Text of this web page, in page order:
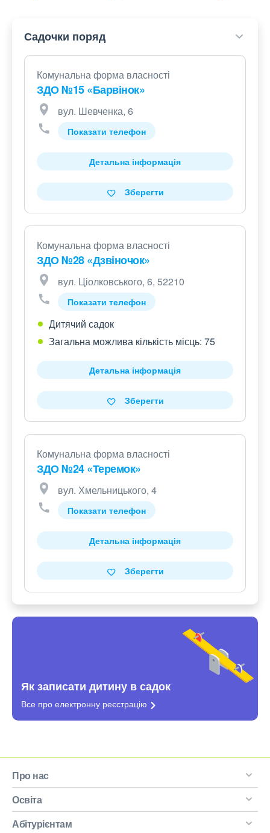
Садочки поряд
Комунальна форма власності
ЗДО №15 «Барвінок»
вул. Шевченка, 6
Показати телефон
Детальна інформація
Зберегти
Комунальна форма власності
ЗДО №28 «Дзвіночок»
вул. Ціолковського, 6, 52210
Показати телефон
Дитячий садок
Загальна можлива кількість місць: 75
Детальна інформація
Зберегти
Комунальна форма власності
ЗДО №24 «Теремок»
вул. Хмельницького, 4
Показати телефон
Детальна інформація
Зберегти
Як записати дитину в садок
Все про електронну реєстрацію
Про нас
Освіта
Абітурієнтам